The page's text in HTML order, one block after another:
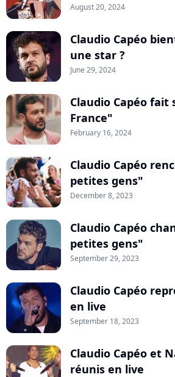
August 20, 2024
Claudio Capéo
une star ?
June 29, 2024
Claudio Capéo fait
France"
February 16, 2024
Claudio Capéo
petites gens"
December 8, 2023
Claudio Capéo
petites gens"
September 29, 2023
Claudio Capéo
en live
September 18, 2023
Claudio Capéo et
réunis en live